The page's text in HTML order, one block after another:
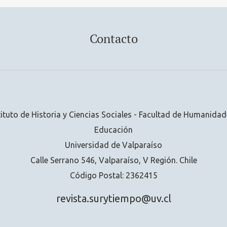
Contacto
de Historia y Ciencias Sociales - Facultad de
Educación
Universidad de Valparaíso
Calle Serrano 546, Valparaíso, V Región. Chile
Código Postal: 2362415
revista.surytiempo@uv.cl